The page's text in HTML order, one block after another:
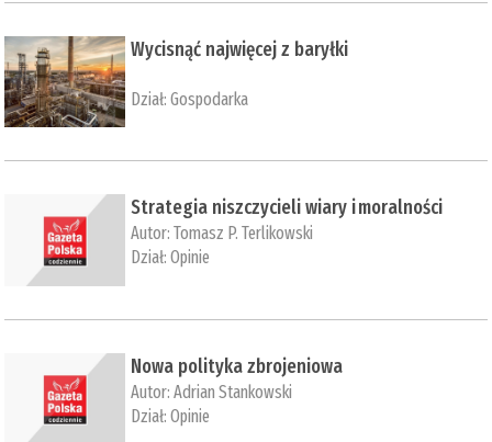
Wycisnąć najwięcej z baryłki
Dział:Gospodarka
Strategia niszczycieli wiary i moralności
Autor:Tomasz P. Terlikowski
Dział:Opinie
Nowa polityka zbrojeniowa
Autor:Adrian Stankowski
Dział:Opinie